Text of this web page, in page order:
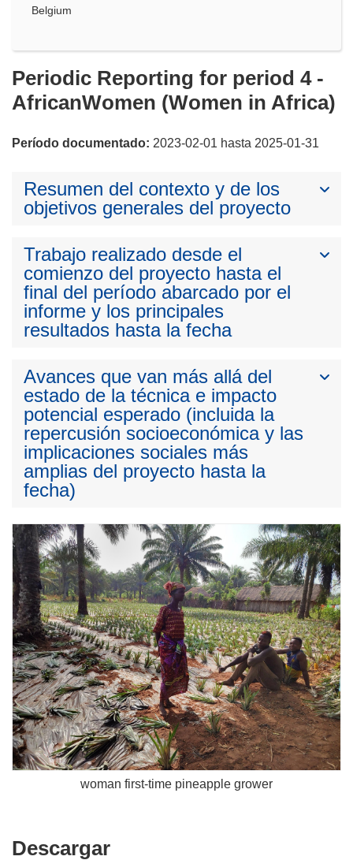
Belgium
Periodic Reporting for period 4 -
AfricanWomen (Women in Africa)
Período documentado: 2023-02-01 hasta 2025-01-31
Resumen del contexto y de los
objetivos generales del proyecto
Trabajo realizado desde el
comienzo del proyecto hasta el
final del período abarcado por el
informe y los principales
resultados hasta la fecha
Avances que van más allá del
estado de la técnica e impacto
potencial esperado (incluida la
repercusión socioeconómica y las
implicaciones sociales más
amplias del proyecto hasta la
fecha)
woman first-time pineapple grower
DescargarDescargar